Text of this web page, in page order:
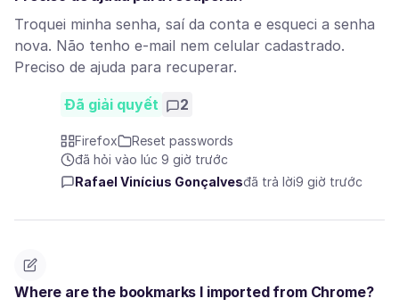
Troquei minha senha, saí da conta e esqueci a senha
nova. Não tenho e-mail nem celular cadastrado.
Preciso de ajuda para recuperar.
Đã giải quyết 2
Firefox
Reset passwords
đã hỏi vào lúc 9 giờ trước
Rafael Vinícius Gonçalvesđã trả lời9 giờ trước
Where are the bookmarks I imported from Chrome?